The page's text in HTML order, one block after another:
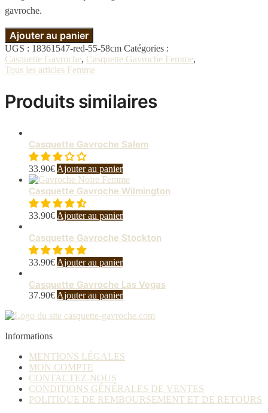
gavroche.
Ajouter au panier
UGS : 18361547-red-55-58cm Catégories :
Casquette Gavroche, Casquette Gavroche Femme,
Tous les articles Femme
Produits similaires
Casquette Gavroche Salem
33.90€ Ajouter au panier
Casquette Gavroche Wilmington
33.90€ Ajouter au panier
Casquette Gavroche Stockton
33.90€ Ajouter au panier
Casquette Gavroche Las Vegas
37.90€ Ajouter au panier
Informations
MENTIONS LÉGALES
MON COMPTE
CONTACTEZ-NOUS
CONDITIONS GÉNÉRALES DE VENTES
POLITIQUE DE REMBOURSEMENT ET DE RETOURS